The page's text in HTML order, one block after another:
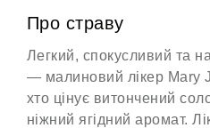
Про страву
Легкий, спокусливий та
— малиновий лікер Mary
хто цінує витончений
ніжний ягідний аромат.